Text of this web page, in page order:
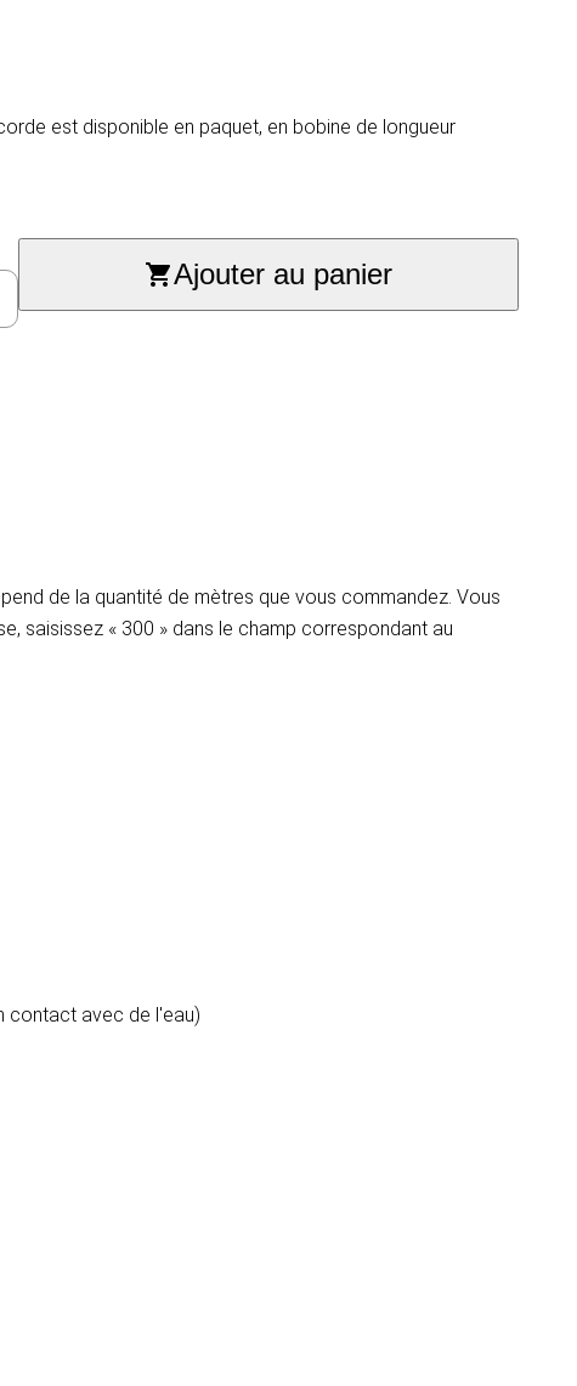
est disponible en paquet, en bobine de longueur
Ajouter au panier
de la quantité de mètres que vous commandez. Vous
saisissez « 300 » dans le champ correspondant au
contact avec de l'eau)